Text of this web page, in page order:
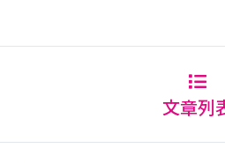
文章列